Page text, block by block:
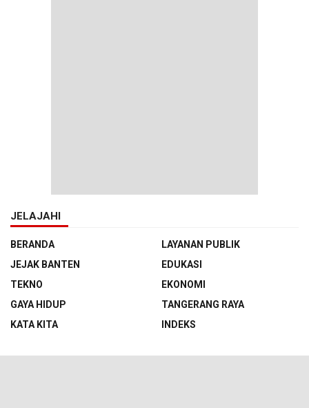
JELAJAHI
BERANDA
LAYANAN PUBLIK
JEJAK BANTEN
EDUKASI
TEKNO
EKONOMI
GAYA HIDUP
TANGERANG RAYA
KATA KITA
INDEKS